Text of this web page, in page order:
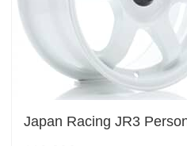
Japan Racing JR3